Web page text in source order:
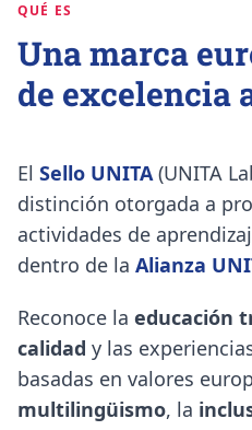
QUÉ ES
Una marca
de excelencia
El Sello UNITA(UNITA
distinción otorgada a
actividades de
dentro de la Alianza
Reconoce la educación
calidad y las
basadas en valores
multilingüismo, la